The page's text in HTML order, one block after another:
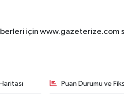
için www.gazeterize.com
Puan Durumu ve